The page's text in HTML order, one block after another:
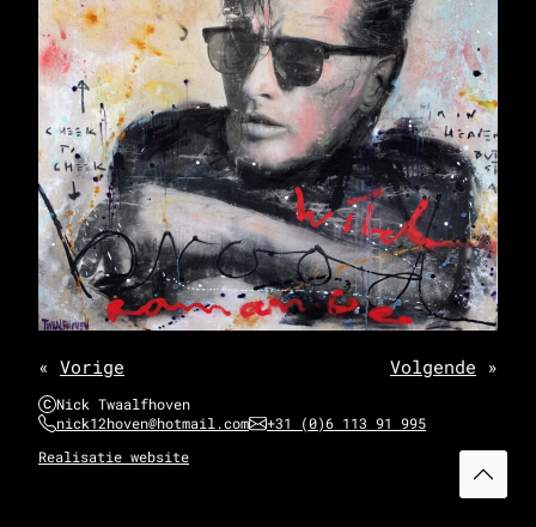
« Vorige Volgende »
Nick Twaalfhoven
nick12hoven@hotmail.com
+31 (0)6 113 91 995
Realisatie website